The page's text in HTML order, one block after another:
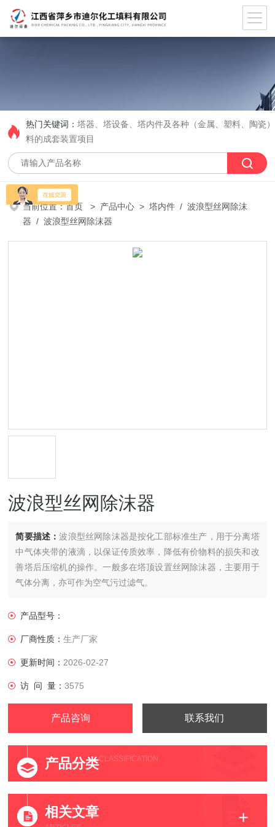
热门关键词：塔器、塔设备、塔内件及各种（金属、塑料、陶瓷
料的成套装置项目
当前位置：首页 > 产品中心 >塔内件 /波浪型丝网除沫
器 / 波浪型丝网除沫器
波浪型丝网除沫器
简要描述：波浪型丝网除沫器是按化工部标准生产，用于分离塔
中气体夹带的液滴，以保证传质效率，降低有价物料的损失和改
善塔后压缩机的操作。一般多在塔顶设置丝网除沫器，主要用于
气体分离，亦可作为空气污过滤气。
产品型号：
厂商性质：生产厂家
更新时间： 2026-02-27
访 问 量：3575
产品咨询 联系我们
产品分类CLASSIFICATION
相关文章